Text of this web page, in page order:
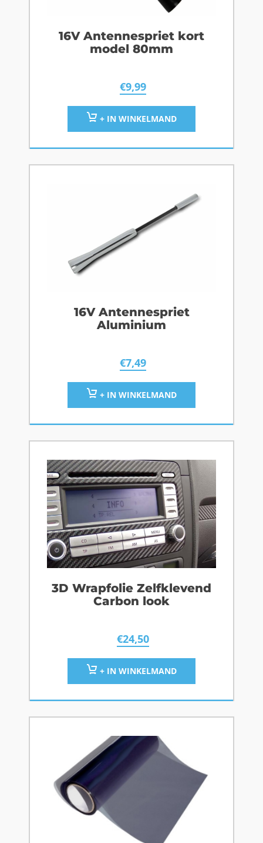
16V Antennespriet kort
model 80mm
€9,99
+ IN WINKELMAND
16V Antennespriet
Aluminium
€7,49
+ IN WINKELMAND
3D Wrapfolie Zelfklevend
Carbon look
€24,50
+ IN WINKELMAND